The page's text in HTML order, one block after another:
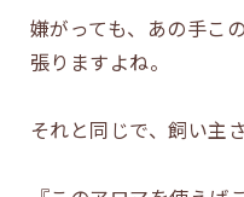
嫌がっても、あの手こ
張りますよね。
それと同じで、飼い主